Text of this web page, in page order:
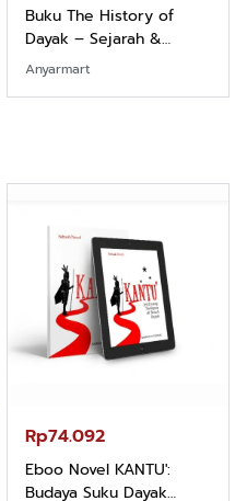
Buku The History of
Dayak – Sejarah &
Identitas Borneo Asli
Anyarmart
Rp74.092
Eboo Novel KANTU':
Budaya Suku Dayak